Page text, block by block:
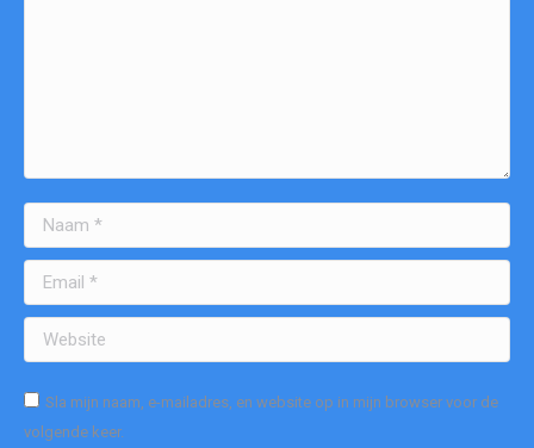
Naam *
Email *
Website
Sla mijn naam, e-mailadres, en website op in mijn browser voor de
volgende keer.